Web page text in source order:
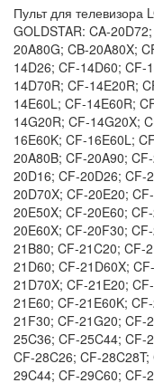
Пульт для телевизора
GOLDSTAR: CA-
20A80G; CB-20A80X;
14D26; CF-14D60; CF-
14D70R; CF-14E20R;
14E60L; CF-14E60R;
14G20R; CF-14G20X;
16E60K; CF-16E60L;
20A80B; CF-20A90;
20D16; CF-20D26; CF-
20D70X; CF-20E20;
20E50X; CF-20E60;
20E60X; CF-20F30;
21B80; CF-21C20; CF-
21D60; CF-21D60X;
21D70X; CF-21E20;
21E60; CF-21E60K;
21F30; CF-21G20; CF-
25C36; CF-25C44; CF-
CF-28C26; CF-
29C44; CF-29C60; CF-